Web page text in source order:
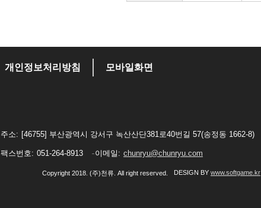
개인정보처리방침 모바일화면
주소 [46755] 부산광역시 강서구 녹산산단381로40번길 57(송정동 1662-8)
팩스번호 051-264-8913 이메일 chunryu@chunryu.com
Copyright 2018. (주)천류. All right reserved. DESIGN BY www.softgame.kr